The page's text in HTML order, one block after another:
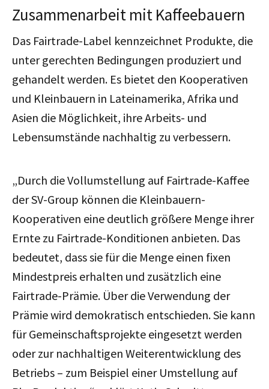
Zusammenarbeit mit Kaffeebauern
Das Fairtrade-Label kennzeichnet Produkte, die
unter gerechten Bedingungen produziert und
gehandelt werden. Es bietet den Kooperativen
und Kleinbauern in Lateinamerika, Afrika und
Asien die Möglichkeit, ihre Arbeits- und
Lebensumstände nachhaltig zu verbessern.
„Durch die Vollumstellung auf Fairtrade-Kaffee
der SV-Group können die Kleinbauern-
Kooperativen eine deutlich größere Menge ihrer
Ernte zu Fairtrade-Konditionen anbieten. Das
bedeutet, dass sie für die Menge einen fixen
Mindestpreis erhalten und zusätzlich eine
Fairtrade-Prämie. Über die Verwendung der
Prämie wird demokratisch entschieden. Sie kann
für Gemeinschaftsprojekte eingesetzt werden
oder zur nachhaltigen Weiterentwicklung des
Betriebs – zum Beispiel einer Umstellung auf